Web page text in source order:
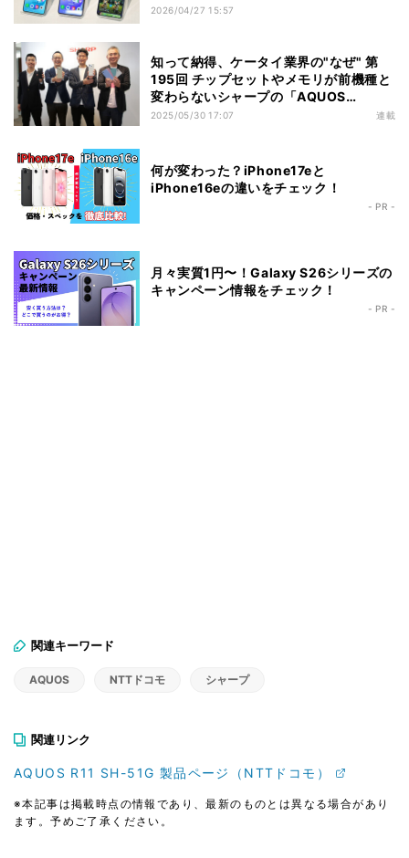
2026/04/27 15:57
知って納得、ケータイ業界の"なぜ" 第
195回 チップセットやメモリが前機種と
変わらないシャープの「AQUOS
R10」、一体なぜなのか
2025/05/30 17:07 連載
何が変わった？iPhone17eと
iPhone16eの違いをチェック！
- PR -
月々実質1円〜！Galaxy S26シリーズの
キャンペーン情報をチェック！
- PR -
関連キーワード
AQUOS NTTドコモ シャープ
関連リンク
AQUOS R11 SH-51G 製品ページ（NTTドコモ）
※本記事は掲載時点の情報であり、最新のものとは異なる場合があり
ます。予めご了承ください。